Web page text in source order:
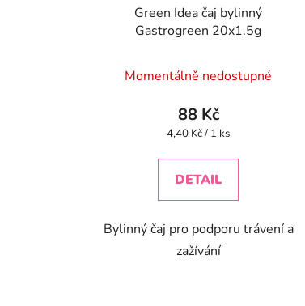
Green Idea čaj bylinný
Gastrogreen 20x1.5g
Momentálně nedostupné
88 Kč
Měrná
4,40 Kč / 1 ks
DETAIL
Bylinný čaj pro podporu trávení a
zažívání